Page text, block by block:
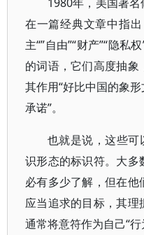
在一篇经典文章中指
主“”自由”“财产”“隐私
的词语，它们高度抽象
其作用“好比中国的象
承诺”。
也就是说，这些可
识形态的标识符。大多
必有多少了解，但在
应当追求的目标，其
通常将意符作为自己“